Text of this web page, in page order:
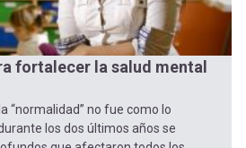
fortalecer la salud mental
“normalidad” no fue como lo
los dos últimos años se